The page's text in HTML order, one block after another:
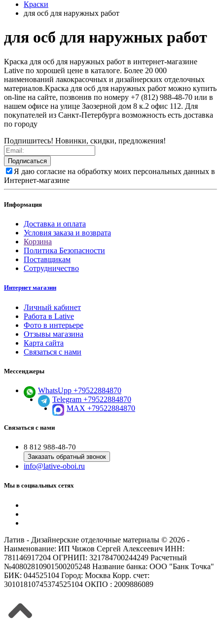
Краски
для осб для наружных работ
для осб для наружных работ
Краска для осб для наружных работ в интернет-магазине
Lative по хорошей цене в каталоге. Более 20 000
наименований лакокрасочных и дизайнерских отделочных
материалов.Краска для осб для наружных работ можно купить
on-line на сайте, позвонив по номеру +7 (812) 988-48-70 или в
нашем офисе на улице Заозерной дом 8 к.2 офис 112. Для
покупателей из Санкт-Петербурга возможность есть доставка
по городу
Подпишитесь! Новинки, скидки, предложения!
Подписаться
Я даю согласие на обработку моих персональных данных в
Интернет-магазине
Информация
Доставка и оплата
Условия заказа и возврата
Корзина
Политика Безопасности
Поставщикам
Сотрудничество
Интернет магазин
Личный кабинет
Работа в Lative
Фото в интерьере
Отзывы магазина
Карта сайта
Связаться с нами
Мессенджеры
WhatsUpp +79522884870
Telegram +79522884870
MAX +79522884870
Связаться с нами
8 812 988-48-70
Заказать обратный звонок
info@lative-oboi.ru
Мы в социальных сетях
Латив - Дизайнерские отделочные материалы © 2026 -
Наименование: ИП Чижов Сергей Алексеевич ИНН:
781146917204 ОГРНИП: 321784700244249 Расчетный
№40802810901500205248 Название банка: ООО "Банк Точка"
БИК: 044525104 Город: Москва Корр. счет:
30101810745374525104 ОКПО : 2009886089